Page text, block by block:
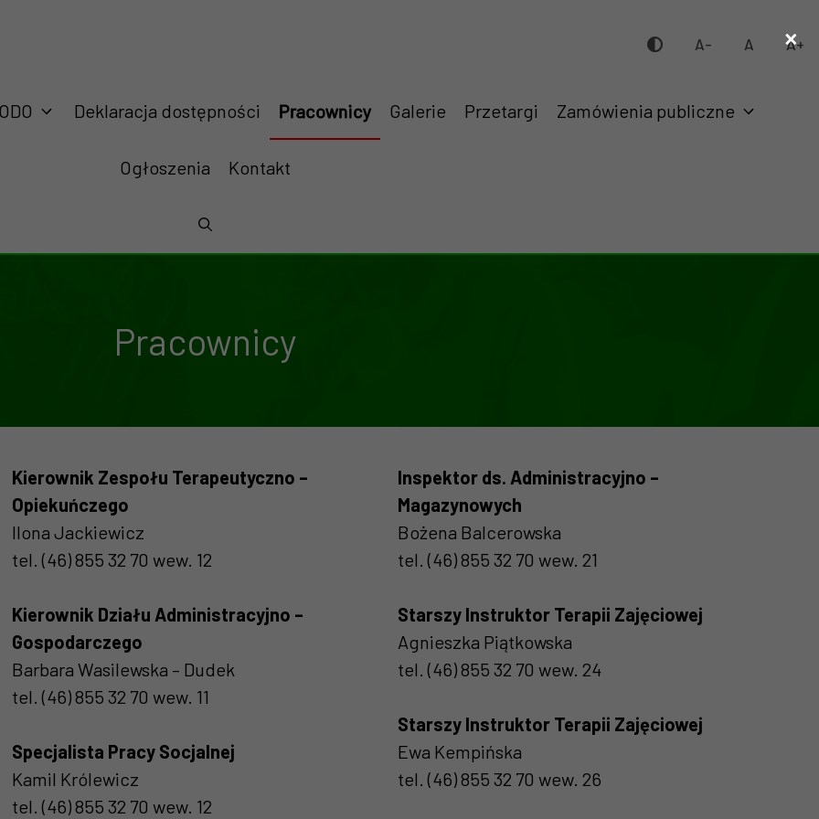
A- A A+
Deklaracja dostępności Pracownicy Galerie Przetargi Zamówienia publiczne
Ogłoszenia Kontakt
Pracownicy
Kierownik Zespołu Terapeutyczno –
Opiekuńczego
Ilona Jackiewicz
tel. (46) 855 32 70 wew. 12
Kierownik Działu Administracyjno –
Gospodarczego
Barbara Wasilewska – Dudek
tel. (46) 855 32 70 wew. 11
Specjalista Pracy Socjalnej
Kamil Królewicz
tel. (46) 855 32 70 wew. 12
Inspektor ds. Administracyjno –
Magazynowych
Bożena Balcerowska
tel. (46) 855 32 70 wew. 21
Starszy Instruktor Terapii Zajęciowej
Agnieszka Piątkowska
tel. (46) 855 32 70 wew. 24
Starszy Instruktor Terapii Zajęciowej
Ewa Kempińska
tel. (46) 855 32 70 wew. 26
×